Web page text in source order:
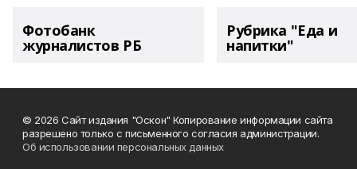
Фотобанк
журналистов РБ
Рубрика "Еда и
напитки"
© 2026 Сайт издания "Оскон" Копирование информации сайта
разрешено только с письменного согласия администрации.
Об использовании персональных данных